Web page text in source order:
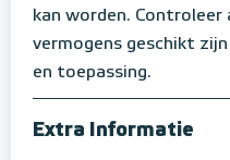
kan worden.
vermogens geschikt
en toepassing.
Extra Informatie